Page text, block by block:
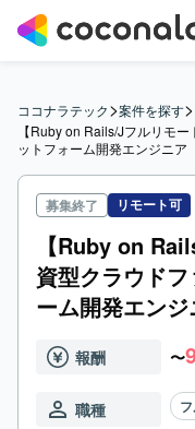
ココナラテック>案件を探す>
【Ruby on Rails/Jフルリモ
ットフォーム開発エンジニア
募集終了 リモート可
【Ruby on
資型クラウド
ーム開発エン
報酬 〜
職種